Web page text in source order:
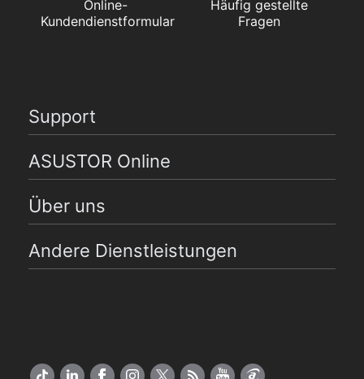
Online-
Kundendienstformular
Häufig gestellte
Fragen
Support
ASUSTOR Online
Über uns
Andere Dienstleistungen